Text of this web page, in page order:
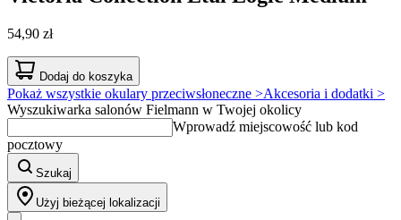
54,90 zł
Dodaj do koszyka
Pokaż wszystkie okulary przeciwsłoneczne >Akcesoria i dodatki >
Wyszukiwarka salonów Fielmann w Twojej okolicy
Wprowadź miejscowość lub kod
pocztowy
Szukaj
Użyj bieżącej lokalizacji